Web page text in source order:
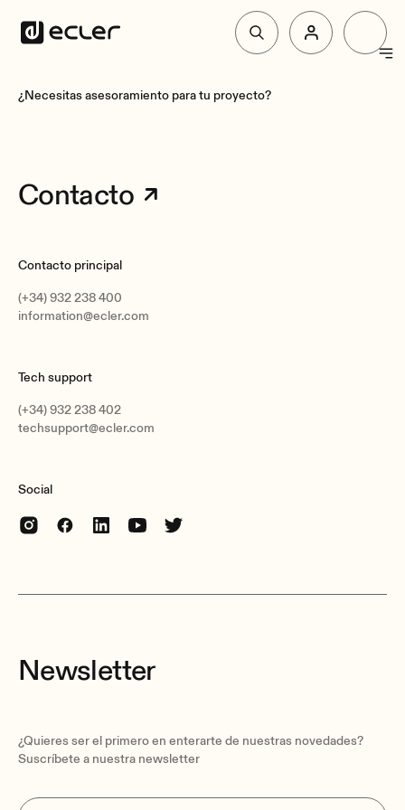
Productos
Soporte y Comunidad
¿Necesitas asesoramiento para tu proyecto?
Contacto
Contacto principal
(+34) 932 238 400
information@ecler.com
Tech support
(+34) 932 238 402
techsupport@ecler.com
Social
Newsletter
¿Quieres ser el primero en enterarte de nuestras novedades?
Suscríbete a nuestra newsletter